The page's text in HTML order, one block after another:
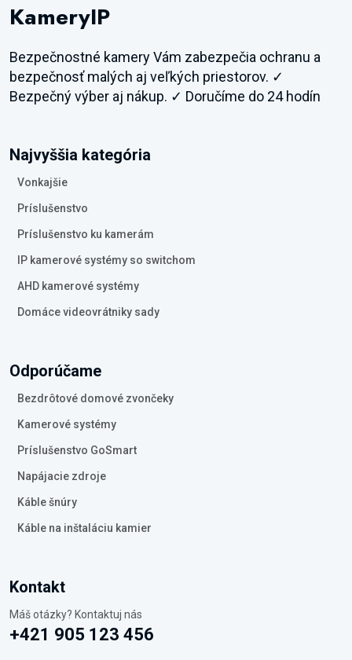
KameryIP
Bezpečnostné kamery Vám zabezpečia ochranu a
bezpečnosť malých aj veľkých priestorov. ✓
Bezpečný výber aj nákup. ✓ Doručíme do 24 hodín
Najvyššia kategória
Vonkajšie
Príslušenstvo
Príslušenstvo ku kamerám
IP kamerové systémy so switchom
AHD kamerové systémy
Domáce videovrátniky sady
Odporúčame
Bezdrôtové domové zvončeky
Kamerové systémy
Príslušenstvo GoSmart
Napájacie zdroje
Káble šnúry
Káble na inštaláciu kamier
Kontakt
Máš otázky? Kontaktuj nás
+421 905 123 456